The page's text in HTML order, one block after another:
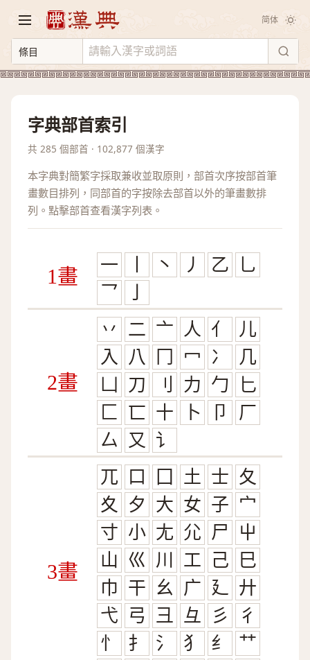
简体
字典部首索引
共 285 個部首 · 102,877 個漢字
本字典對簡繁字採取兼收並取原則，部首次序按部首筆
畫數目排列，同部首的字按除去部首以外的筆畫數排
列。點擊部首查看漢字列表。
1畫 一 丶 丿 乙
乚
乛
2畫
丷 二 亠 人 亻
儿
入
八 冂 冖 冫
几
凵
刀 刂 力 勹
匕
匚
匸 十 卜 卩
厂
厶
又 讠
3畫
兀 口 囗 土 士 夂
夊
夕 大 女 子 宀
寸 小 尢 尣 尸
屮
山 巛 川 工 己
巳
巾 干 幺 广 廴
廾
弋
弓 彐 彑 彡
彳
忄
扌 氵 犭 纟
艹